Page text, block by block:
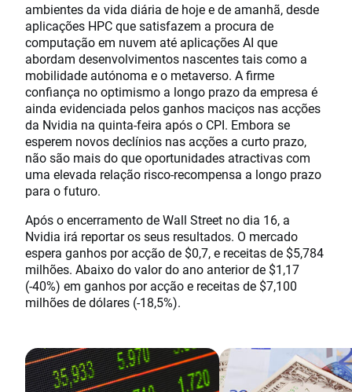
ambientes da vida diária de hoje e de amanhã, desde
aplicações HPC que satisfazem a procura de
computação em nuvem até aplicações AI que
abordam desenvolvimentos nascentes tais como a
mobilidade autónoma e o metaverso. A firme
confiança no optimismo a longo prazo da empresa é
ainda evidenciada pelos ganhos maciços nas acções
da Nvidia na quinta-feira após o CPI. Embora se
esperem novos declínios nas acções a curto prazo,
não são mais do que oportunidades atractivas com
uma elevada relação risco-recompensa a longo prazo
para o futuro.
Após o encerramento de Wall Street no dia 16, a
Nvidia irá reportar os seus resultados. O mercado
espera ganhos por acção de $0,7, e receitas de $5,784
milhões. Abaixo do valor do ano anterior de $1,17
(-40%) em ganhos por acção e receitas de $7,100
milhões de dólares (-18,5%).